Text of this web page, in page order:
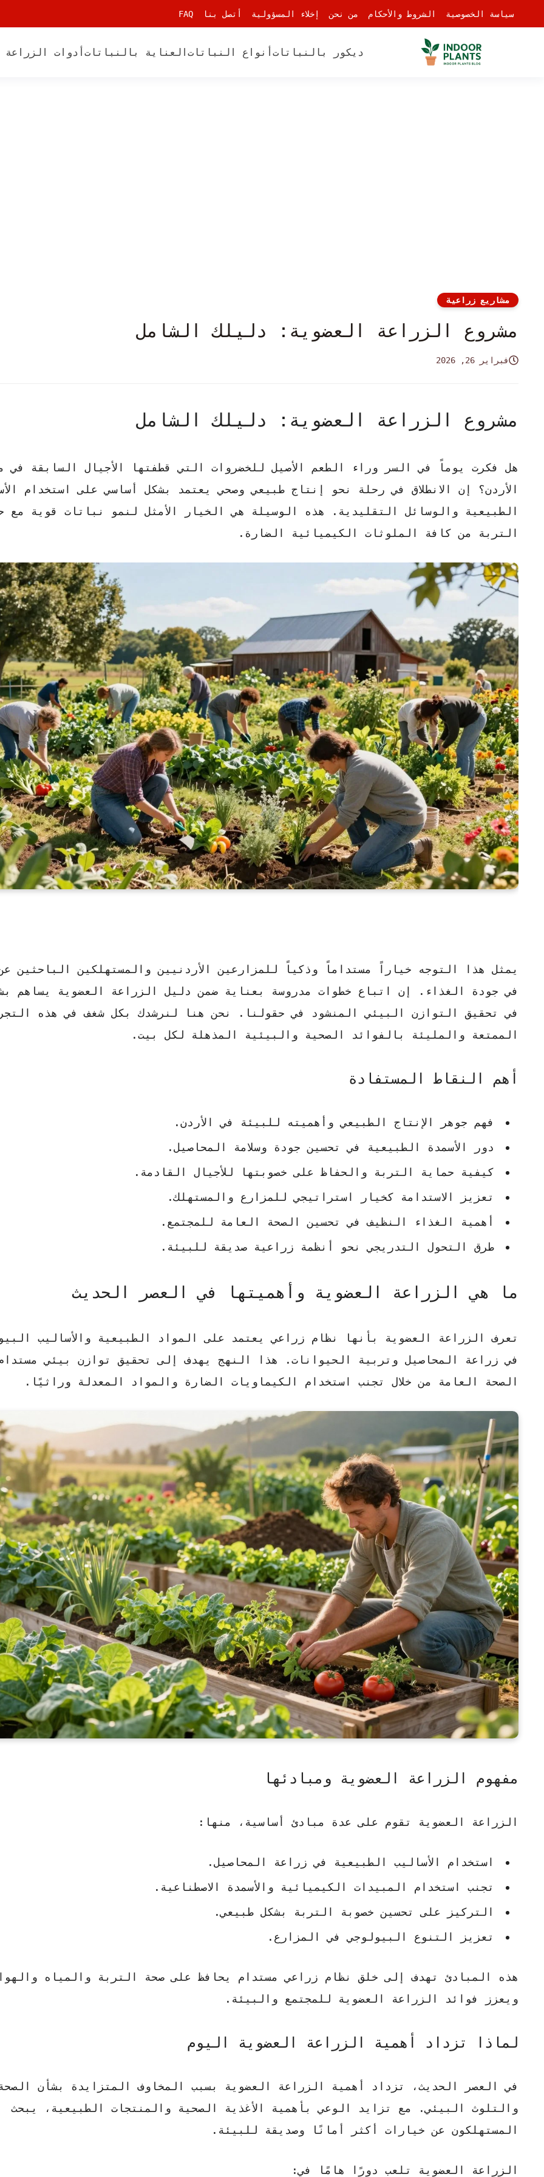
سياسة الخصوصية
الشروط والأحكام من نحن إخلاء المسؤولية أتصل بنا FAQ
ديكور بالنباتات أنواع النباتات العناية بالنباتات أدوات الزراعة
مشاريع زراعية
مشروع الزراعة العضوية: دليلك الشامل
فبراير 26, 2026
مشروع الزراعة العضوية: دليلك الشامل
هل فكرت يوماً في السر وراء الطعم الأصيل للخضروات التي قطفتها الأجيال السابقة في
الأردن؟ إن الانطلاق في رحلة نحو إنتاج طبيعي وصحييعتمد بشكل أساسي على استخدام
الطبيعية والوسائل التقليدية. هذه الوسيلة هي الخيار الأمثل لنمو نباتات قوية مع
التربة من كافة الملوثات الكيميائية الضارة.
يمثل هذا التوجه خياراً مستداماً
وذكياً للمزارعين الأردنيين والمستهلكين الباحثين
في جودة الغذاء. إن اتباع خطوات مدروسة بعناية ضمن دليل الزراعة العضوية يساهم
في تحقيق التوازن البيئي المنشود في حقولنا. نحن هنا لنرشدك بكل شغف في هذه
الممتعة والمليئة بالفوائد الصحية والبيئية المذهلة لكل بيت.
أهم النقاط المستفادة
فهم جوهر الإنتاج الطبيعي وأهميته للبيئة في الأردن.
دور الأسمدة الطبيعية في تحسين جودة وسلامة المحاصيل.
كيفية حماية التربة والحفاظ على خصوبتها للأجيال القادمة.
تعزيز الاستدامة كخيار استراتيجي للمزارع والمستهلك.
أهمية الغذاء النظيف في تحسين الصحة العامة للمجتمع.
طرق التحول التدريجي نحو أنظمة زراعية صديقة للبيئة.
ما هي الزراعة العضوية وأهميتها في العصر الحديث
تعرف الزراعة العضوية بأنها نظام زراعي يعتمد على المواد الطبيعية والأساليب
في زراعة المحاصيل وتربية الحيوانات. هذا النهج يهدف إلى تحقيق توازن بيئي
الصحة العامة من خلال تجنب استخدام الكيماويات الضارة والمواد المعدلة وراثيًا.
مفهوم الزراعة العضوية ومبادئها
الزراعة العضوية تقوم على عدة مبادئ أساسية، منها:
استخدام الأساليب الطبيعية في زراعة المحاصيل.
تجنب استخدام المبيدات الكيميائية والأسمدة الاصطناعية.
التركيز على تحسين خصوبة التربة بشكل طبيعي.
تعزيز التنوع البيولوجي في المزارع.
هذه المبادئ تهدف إلى خلق نظام زراعي مستدام يحافظ على صحة التربة والمياه
ويعزز
فوائد الزراعة العضوية للمجتمع والبيئة.
لماذا تزداد أهمية الزراعة العضوية اليوم
في العصر الحديث، تزداد أهمية الزراعة العضوية بسبب المخاوف المتزايدة بشأن
والتلوث البيئي. مع تزايد الوعي بأهمية الأغذية الصحية والمنتجات الطبيعية، يبحث
المستهلكون عن خيارات أكثر أمانًا وصديقة للبيئة.
الزراعة العضوية تلعب دورًا هامًا في: